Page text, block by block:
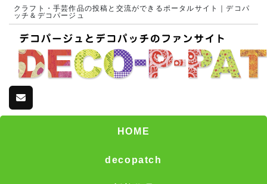
クラフト・手芸作品の投稿と交流ができるポータルサイト｜デコパ
ッチ＆デコパージュ
HOME
decopatch